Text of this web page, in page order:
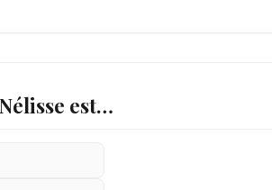
est…